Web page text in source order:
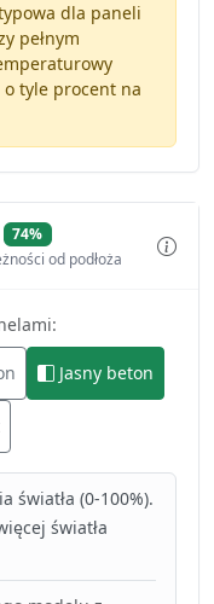
dla paneli
pełnym
tyle procent na
74%
od podłoża
Jasny beton
światła (0-100%).
światła